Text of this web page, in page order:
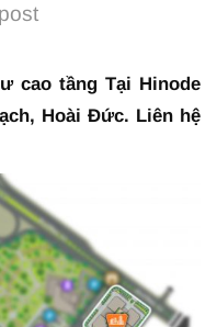
cao tầng Tại Hinode
Hoài Đức. Liên hệ